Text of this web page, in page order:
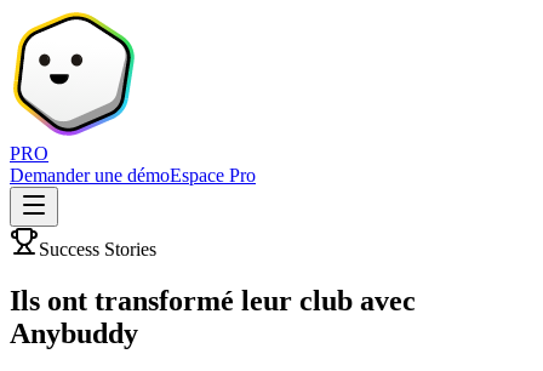
PRO
Demander une démoEspace Pro
Success Stories
Ils ont transformé leur club avec
Anybuddy